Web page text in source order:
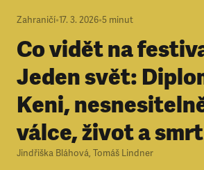
Zahraničí•17. 3. 2026•5 minut
Co vidět na
Jeden svět:
Keni,
válce, život a
Jindřiška Bláhová, Tomáš Lindner